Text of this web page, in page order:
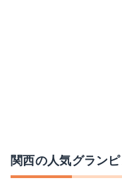
関西の人気グラン